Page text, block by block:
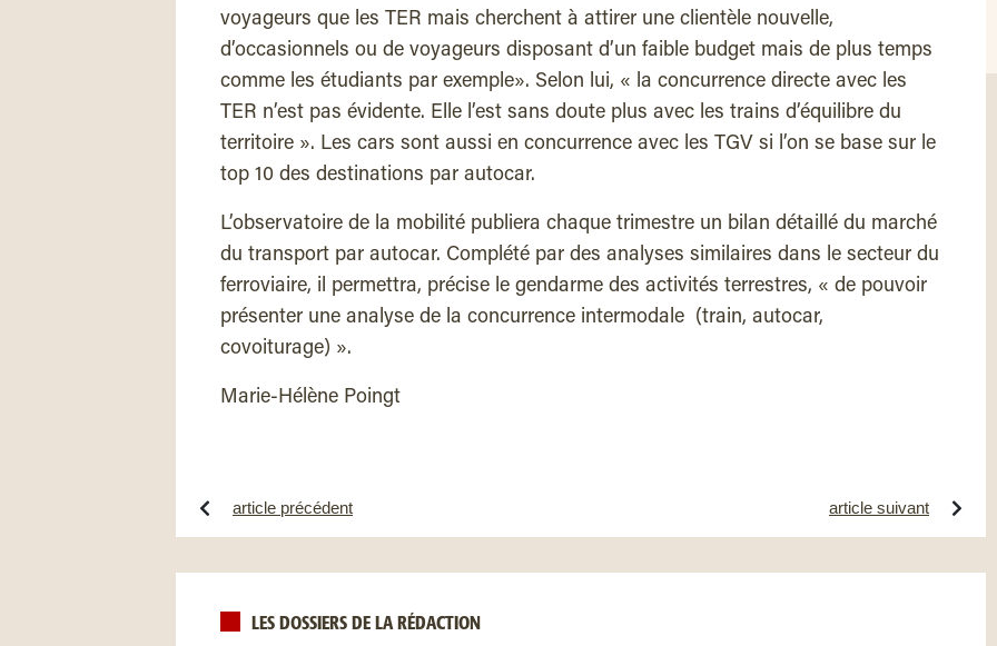
voyageurs que les TER mais cherchent à attirer une clientèle nouvelle,
d’occasionnels ou de voyageurs disposant d’un faible budget mais de plus temps
comme les étudiants par exemple». Selon lui, « la concurrence directe avec les
TER n’est pas évidente. Elle l’est sans doute plus avec les trains d’équilibre du
territoire ». Les cars sont aussi en concurrence avec les TGV si l’on se base sur le
top 10 des destinations par autocar.
L’observatoire de la mobilité publiera chaque trimestre un bilan détaillé du marché
du transport par autocar. Complété par des analyses similaires dans le secteur du
ferroviaire, il permettra, précise le gendarme des activités terrestres, « de pouvoir
présenter une analyse de la concurrence intermodale (train, autocar,
covoiturage) ».
Marie-Hélène Poingt
article précédent article suivant
LES DOSSIERS DE LA RÉDACTION